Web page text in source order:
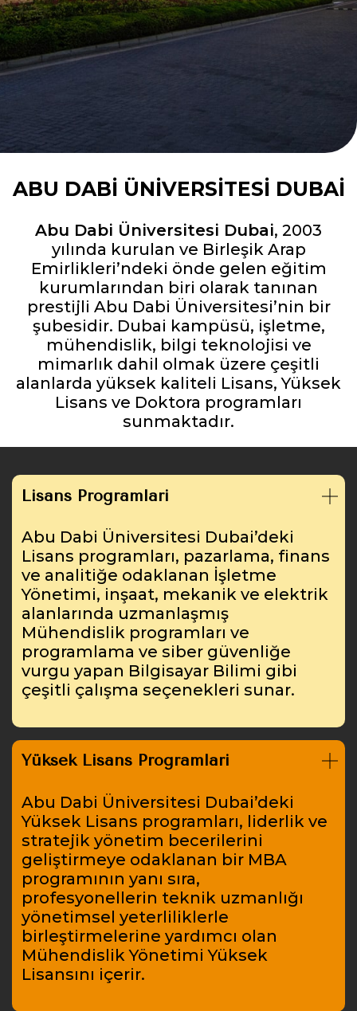
ABU DABI ÜNIVERSITESI DUBAI
Abu Dabi Üniversitesi Dubai, 2003
yılında kurulan ve Birleşik Arap
Emirlikleri’ndeki önde gelen eğitim
kurumlarından biri olarak tanınan
prestijli Abu Dabi Üniversitesi’nin bir
şubesidir. Dubai kampüsü, işletme,
mühendislik, bilgi teknolojisi ve
mimarlık dahil olmak üzere çeşitli
alanlarda yüksek kaliteli Lisans, Yüksek
Lisans ve Doktora programları
sunmaktadır.
Lisans Programları
Abu Dabi Üniversitesi Dubai’deki
Lisans programları, pazarlama, finans
ve analitiğe odaklanan İşletme
Yönetimi, inşaat, mekanik ve elektrik
alanlarında uzmanlaşmış
Mühendislik programları ve
programlama ve siber güvenliğe
vurgu yapan Bilgisayar Bilimi gibi
çeşitli çalışma seçenekleri sunar.
Yüksek Lisans Programları
Abu Dabi Üniversitesi Dubai’deki
Yüksek Lisans programları, liderlik ve
stratejik yönetim becerilerini
geliştirmeye odaklanan bir MBA
programının yanı sıra,
profesyonellerin teknik uzmanlığı
yönetimsel yeterliliklerle
birleştirmelerine yardımcı olan
Mühendislik Yönetimi Yüksek
Lisansını içerir.